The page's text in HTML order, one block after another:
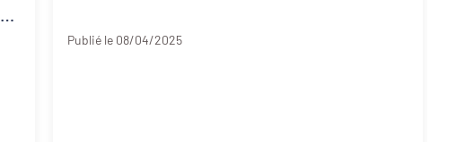
Publié le 08/04/2025